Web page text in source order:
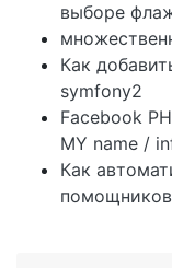
выборе
Как
symfony2
Facebook
MY name /
Как